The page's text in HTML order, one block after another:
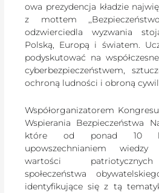
owa prezydencja kładzie
z mottem
odzwierciedla wyzwania
Polską, Europą i światem.
podyskutować na
cyberbezpieczeństwem,
ochroną ludności i obroną
Współorganizatorem
Wspierania Bezpieczeństwa
które od ponad 10
upowszechnianiem
wartości
społeczeństwa
identyfikujące się z tą